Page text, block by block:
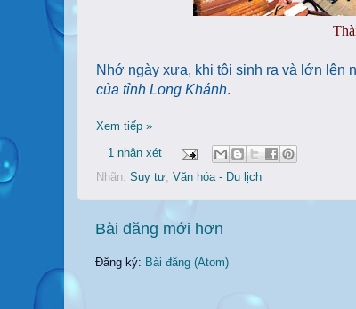
Nhớ ngày xưa, khi tôi sinh ra và lớn lên
của tỉnh Long Khánh.
Xem tiếp »
1 nhận xét
Nhãn: Suy tư, Văn hóa - Du lịch
Bài đăng mới hơn
Đăng ký: Bài đăng (Atom)